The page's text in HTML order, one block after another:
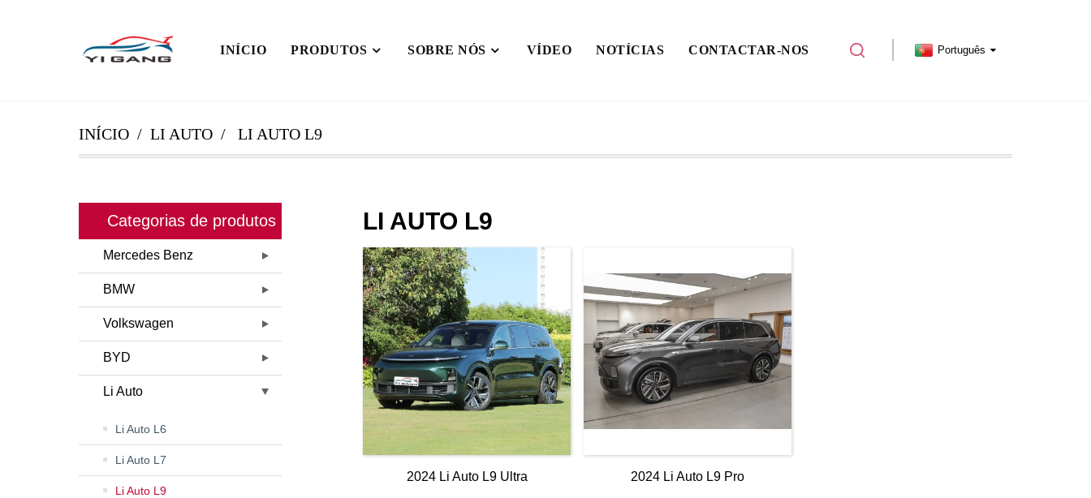
INÍCIO PRODUTOS SOBRE NÓS VÍDEO NOTÍCIAS CONTACTAR-NOS Português
INÍCIO LI AUTO LI AUTO L9
Categorias de produtos
Mercedes Benz
BMW
Volkswagen
BYD
Li Auto
Li Auto L6
Li Auto L7
Li Auto L9
LI AUTO L9
2024 Li Auto L9 Ultra 2024 Li Auto L9 Pro